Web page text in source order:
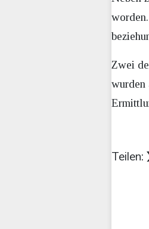
Zwei
wurden
Teilen: